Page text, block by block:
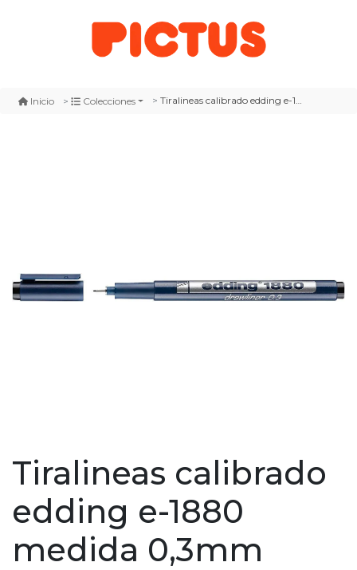
Inicio Colecciones Tiralineas calibrado edding e-1880 medida 0,3mm
Tiralineas calibrado
edding e-1880
medida 0,3mm